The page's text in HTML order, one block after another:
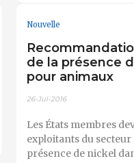
Nouvelle
de la présence
pour animaux
26-Jul-2016
Les États membres
exploitants du
présence de nickel